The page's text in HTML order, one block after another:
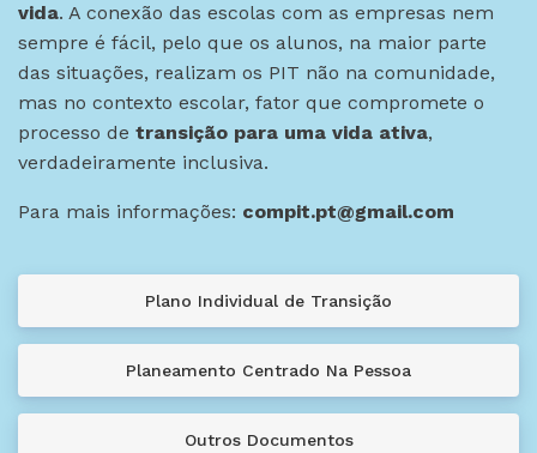
vida. A conexão das escolas com as empresas nem
sempre é fácil, pelo que os alunos, na maior parte
das situações, realizam os PIT não na comunidade,
mas no contexto escolar, fator que compromete o
processo de transição para uma vida ativa,
verdadeiramente inclusiva.
Para mais informações: compit.pt@gmail.com
Plano Individual de Transição
Planeamento Centrado Na Pessoa
Outros Documentos